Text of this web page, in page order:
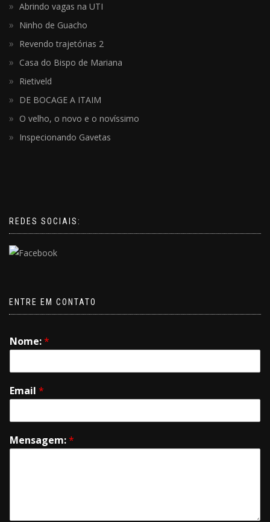
Abrindo vagas na UTI
Ninho de Guacho
Revendo trajetórias 2
Casa do Bispo de Mariana
Rietiveld
DE BOCAGE A ITAIM
O velho, o novo e o novíssimo
Inspecionando Gavetas
REDES SOCIAIS:
ENTRE EM CONTATO
Nome:*
Email *
Mensagem:*